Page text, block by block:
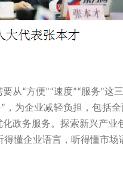
要从“方便”“速度”“服务”这
” ，为企业减轻负担，包括
化政务服务。探索新兴产
懂企业语言，听得懂市